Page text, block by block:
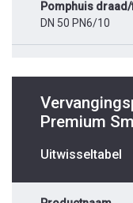
Pomphuis
DN 50 PN6/10
Premium
Uitwisseltabel